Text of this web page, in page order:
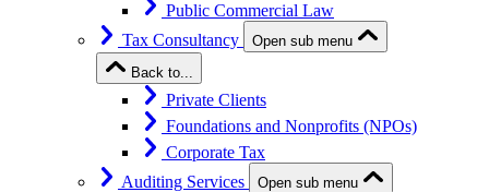
Public Commercial Law
Tax Consultancy
Open sub menu
Back to...
Private Clients
Foundations and Nonprofits (NPOs)
Corporate Tax
Auditing Services
Open sub menu